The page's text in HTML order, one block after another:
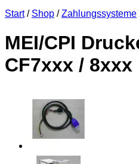
Start / Shop / Zahlungssysteme
MEI/CPI
CF7xxx / 8xxx